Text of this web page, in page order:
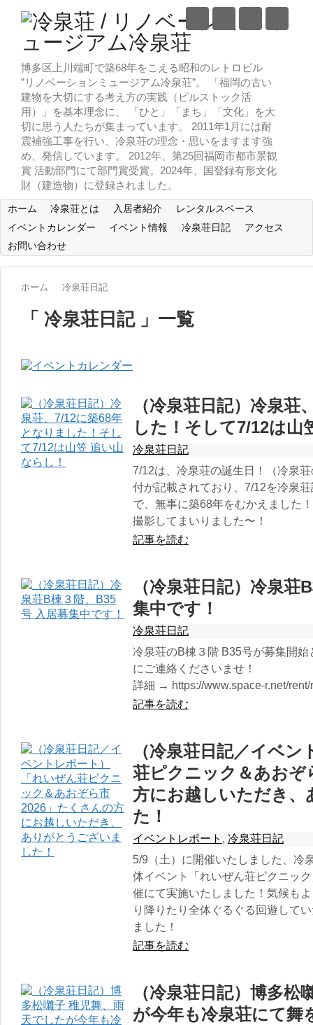
博多区上川端町で築68年をこえる昭和のレトロビル
”リノベーションミュージアム冷泉荘”。 「福岡の古い
建物を大切にする考え方の実践（ビルストック活
用）」を基本理念に、 「ひと」「まち」「文化」を大
切に思う人たちが集まっています。 2011年1月には耐
震補強工事を行い、冷泉荘の理念・思いをますます強
め、発信しています。 2012年、第25回福岡市都市景観
賞 活動部門にて部門賞受賞。2024年、国登録有形文化
財（建造物）に登録されました。
ホーム 冷泉荘とは 入居者紹介
レンタルスペース
イベントカレンダー
イベント情報 冷泉荘日記
アクセス
お問い合わせ
ホーム 冷泉荘日記
「 冷泉荘日記 」一覧
（冷泉荘日記）冷泉
した！そして7/12は山
冷泉荘日記
7/12は、冷泉荘の誕生日！（冷泉
付が記載されており、7/12を冷泉
で、無事に築68年をむかえました
撮影してまいりました〜！
記事を読む
（冷泉荘日記）冷泉
集中です！
冷泉荘日記
冷泉荘のB棟３階 B35号が募集開
にご連絡くださいませ！
詳細 → https://www.space-r.net/
記事を読む
（冷泉荘日記／イベ
荘ピクニック＆あおぞ
方にお越しいただき
た！
イベントレポート , 冷泉荘日記
5/9（土）に開催いたしました、冷
体イベント「れいぜん荘ピクニッ
催にて実施いたしました！気候も
り降りたり全体ぐるぐる回遊して
ました！
記事を読む
（冷泉荘日記）博多
が今年も冷泉荘にて舞